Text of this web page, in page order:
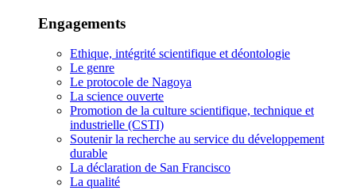
Engagements
Ethique, intégrité scientifique et déontologie
Le genre
Le protocole de Nagoya
La science ouverte
Promotion de la culture scientifique, technique et
industrielle (CSTI)
Soutenir la recherche au service du développement
durable
La déclaration de San Francisco
La qualité